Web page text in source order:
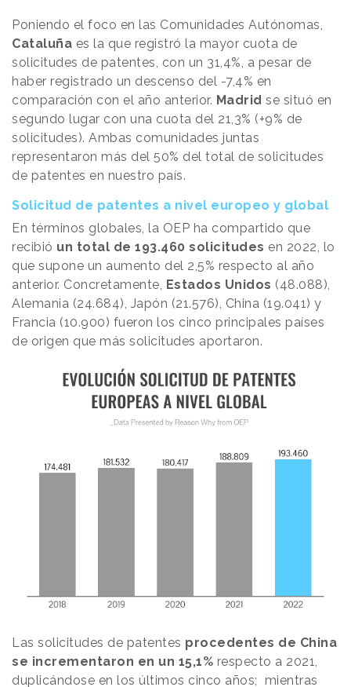
Poniendo el foco en las Comunidades Autónomas,
Cataluña es la que registró la mayor cuota de
solicitudes de patentes, con un 31,4%, a pesar de
haber registrado un descenso del -7,4% en
comparación con el año anterior. Madrid se situó en
segundo lugar con una cuota del 21,3% (+9% de
solicitudes). Ambas comunidades juntas
representaron más del 50% del total de solicitudes
de patentes en nuestro país.
Solicitud de patentes a nivel europeo y global
En términos globales, la OEP ha compartido que
recibió un total de 193.460 solicitudes en 2022, lo
que supone un aumento del 2,5% respecto al año
anterior. Concretamente, Estados Unidos (48.088),
Alemania (24.684), Japón (21.576), China (19.041) y
Francia (10.900) fueron los cinco principales países
de origen que más solicitudes aportaron.
Las solicitudes de patentes procedentes de China
se incrementaron en un 15,1% respecto a 2021,
duplicándose en los últimos cinco años; mientras